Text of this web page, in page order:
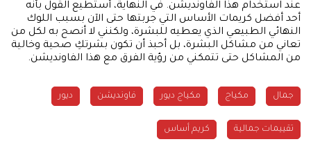
عند استخدام هذا الفاونديشن. في النهاية، أستطيع القول بأنه
أحد أفضل كريمات الأساس التي جربتها حتى الآن بسبب اللوك
النهائي الطبيعي الذي يعطيه للبشرة، ولكنني لا أنصح به لكل من
تعاني من مشاكل البشرة، بل أحبذ أن تكون بشرتكِ صحية وخالية
من المشاكل حتى تتمكني من رؤية الفرق مع هذا الفاونديشن.
جمال مكياج مكياج ديور فاونديشن ديور
تقييمات جمالية كريم أساس